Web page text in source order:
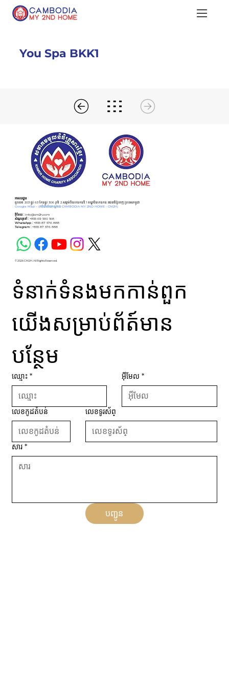
You Spa BKK1
អាសយដ្ឋាន
ផ្ទះលេខ 203 ផ្លូវ 63 កែងផ្លូវ 306 ភូមិ 2 សង្កាត់បឹងកេងកងទី 1 ខណ្ឌបឹងកេងកង រាជធានីភ្នំពេញ ប្រទេសកម្ពុជា
Google Map –(ការិយាល័យកណ្ដាល CAMBODIA MY 2ND HOME - CM2H)
អ៊ីមែល : info@cm2h.com
សំណួរទូទៅ :+855 69 590 168
WhatsApp :+855 87 576 888
Telegram :+855 87 576 888
© 2026 CM2H. All Rights Reserved.
ទំនាក់ទំនងមកកាន់ពួក
យើងសម្រាប់ព័ត៍មាន
បន្ថែម
ឈ្មោះ * អ៊ីមែល *
លេខកូដតំបន់ លេខទូរស័ព្
សារ *
បញ្ជូន